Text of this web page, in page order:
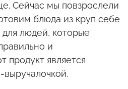
Сейчас мы повзрослели
блюда из круп себе
людей, которые
и
продукт является